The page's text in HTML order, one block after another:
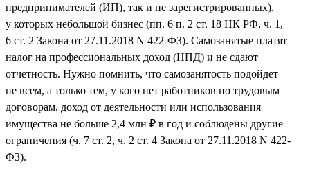
предпринимателей (ИП), так и не зарегистрированных),
у которых небольшой бизнес (пп. 6 п. 2 ст. 18 НК РФ, ч. 1,
6 ст. 2 Закона от 27.11.2018 N 422-ФЗ). Самозанятые платят
налог на профессиональных доход (НПД) и не сдают
отчетность. Нужно помнить, что самозанятость подойдет
не всем, а только тем, у кого нет работников по трудовым
договорам, доход от деятельности или использования
имущества не больше 2,4 млн ₽ в год и соблюдены другие
ограничения (ч. 7 ст. 2, ч. 2 ст. 4 Закона от 27.11.2018 N 422-
ФЗ).